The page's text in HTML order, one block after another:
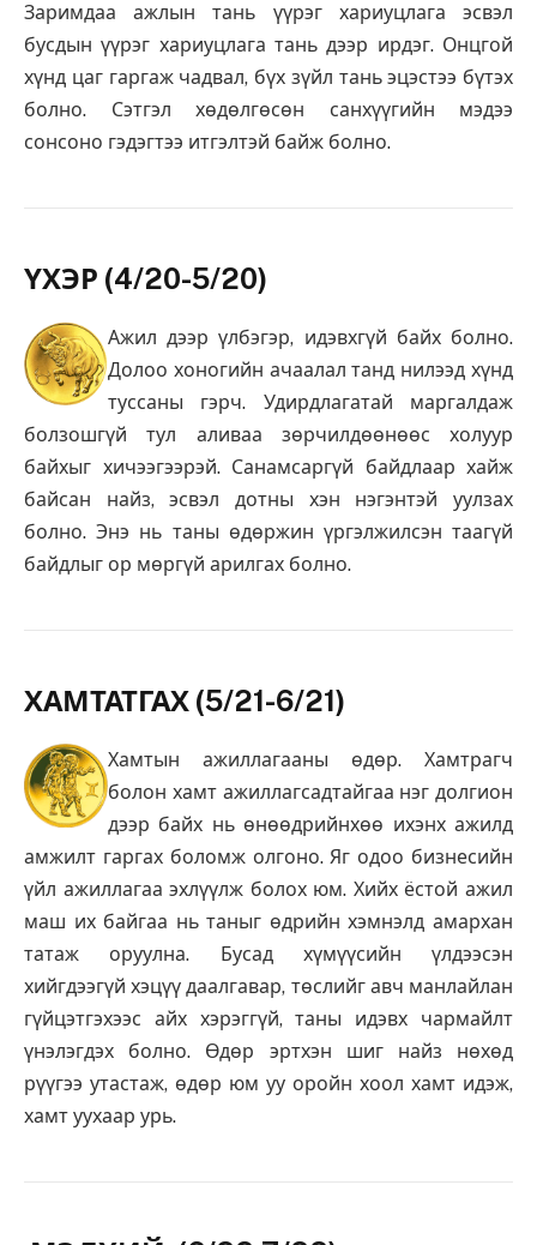
Заримдаа ажлын тань үүрэг хариуцлага эсвэл
бусдын үүрэг хариуцлага тань дээр ирдэг. Онцгой
хүнд цаг гаргаж чадвал, бүх зүйл тань эцэстээ бүтэх
болно. Сэтгэл хөдөлгөсөн санхүүгийн мэдээ
сонсоно гэдэгтээ итгэлтэй байж болно.
ҮХЭР (4/20-5/20)
Ажил дээр үлбэгэр, идэвхгүй байх болно.
Долоо хоногийн ачаалал танд нилээд хүнд
туссаны гэрч. Удирдлагатай маргалдаж
болзошгүй тул аливаа зөрчилдөөнөөс холуур
байхыг хичээгээрэй. Санамсаргүй байдлаар хайж
байсан найз, эсвэл дотны хэн нэгэнтэй уулзах
болно. Энэ нь таны өдөржин үргэлжилсэн таагүй
байдлыг ор мөргүй арилгах болно.
ХАМТАТГАХ (5/21-6/21)
Хамтын ажиллагааны өдөр. Хамтрагч
болон хамт ажиллагсадтайгаа нэг долгион
дээр байх нь өнөөдрийнхөө ихэнх ажилд
амжилт гаргах боломж олгоно. Яг одоо бизнесийн
үйл ажиллагаа эхлүүлж болох юм. Хийх ёстой ажил
маш их байгаа нь таныг өдрийн хэмнэлд амархан
татаж оруулна. Бусад хүмүүсийн үлдээсэн
хийгдээгүй хэцүү даалгавар, төслийг авч манлайлан
гүйцэтгэхээс айх хэрэггүй, таны идэвх чармайлт
үнэлэгдэх болно. Өдөр эртхэн шиг найз нөхөд
рүүгээ утастаж, өдөр юм уу оройн хоол хамт идэж,
хамт уухаар урь.